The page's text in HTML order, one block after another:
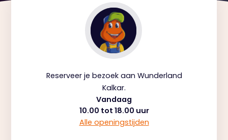
Reserveer je bezoek aan Wunderland
Kalkar.
Vandaag
10.00 tot 18.00 uur
Alle openingstijden